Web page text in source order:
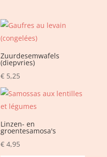
Zuurdesemwafels
(diepvries)
€ 5,25
Linzen- en
groentesamosa's
€ 4,95